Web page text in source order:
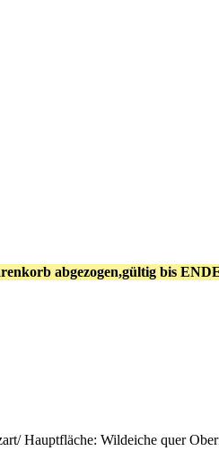
abgezogen,gültig bis
Hauptfläche: Wildeiche quer